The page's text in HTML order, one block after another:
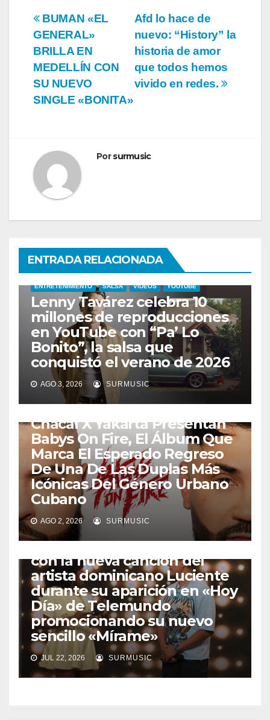
Navegación
de
entradas
Afd lo hace de
nuevo: “History” la
historia de amor
que todos hemos
vivido en redes.
BUMAN «EL
GENERAL»
BRILLA EN
MEDELLÍN CON
SU NUEVO
SINGLE «BONITA»
Porsurmusic
ENTRADA RELACIONADA
ENTRETENIMIENTO SALSA VIDEOS YOUTUBE
Lenny Tavárez celebra 10
millones de reproducciones
en YouTube con “Pa’ Lo
Bonito”, la salsa que
conquistó el verano de 2026
AGO 3, 2026 SURMUSIC
Chacal X Yakarta Presentan
Babys On Fire, El Álbum Que
Marca El Esperado Regreso
De Una De Las Duplas Más
Icónicas Del Género Urbano
Cubano
AGO 2, 2026 SURMUSIC
ENTRETENIMIENTO MERENGUE
TROPICAL
Chiky Bombom enloquece
con la nueva canción del
artista dominicano Luciente
durante su aparición en «Hoy
Día» de Telemundo
promocionando su nuevo
sencillo «Mírame»
JUL 22, 2026 SURMUSIC